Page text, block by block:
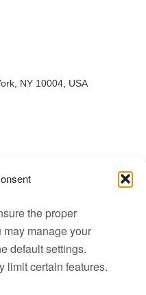
the proper
manage your
default settings.
limit certain features.
NY 10004, USA